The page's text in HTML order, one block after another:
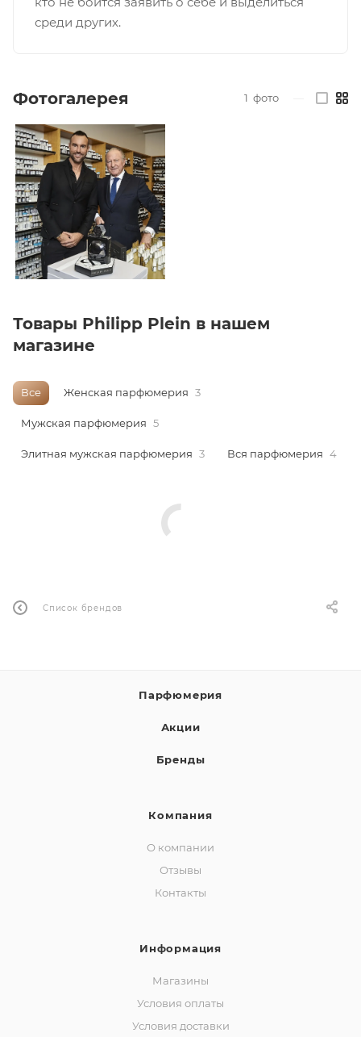
среди других.
Фотогалерея 1 фото
Товары Philipp Plein в нашем
магазине
Все Женская парфюмерия 3
Мужская парфюмерия 5
Элитная мужская парфюмерия 3 Вся парфюмерия 4
Список брендов
Парфюмерия
Акции
Бренды
Компания
О компании
Отзывы
Контакты
Информация
Магазины
Условия оплаты
Условия доставки